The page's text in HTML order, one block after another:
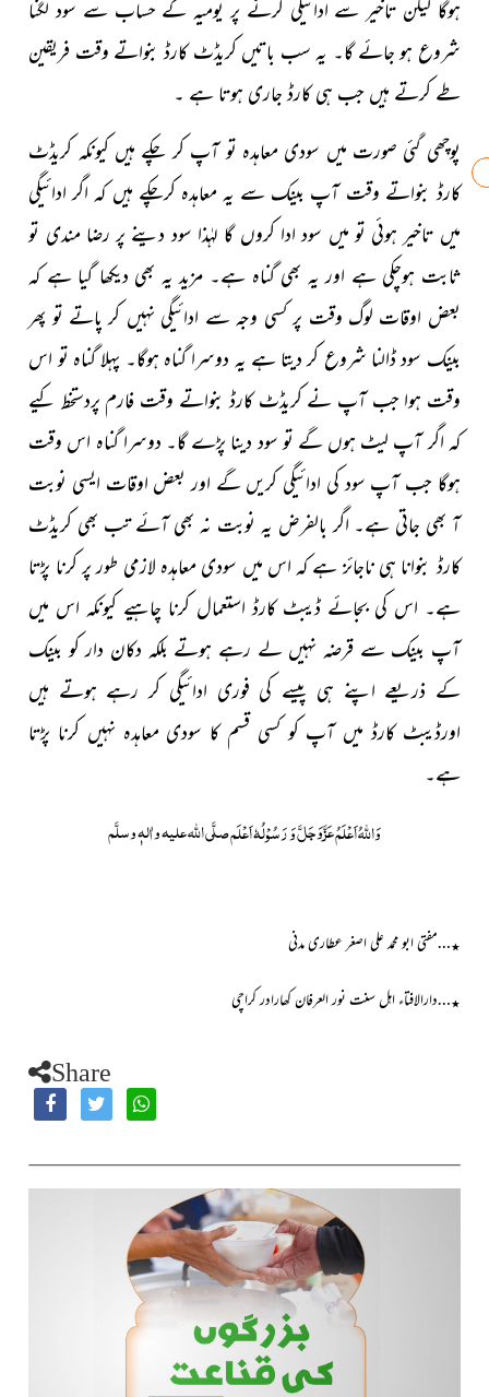
ہوگا لیکن تاخیر سے ادائیگی کرنے پر یومیہ کے حساب سے سود لگنا
شروع ہو جائے گا۔ یہ سب باتیں کریڈٹ کارڈ بنواتے وقت فریقین
طے کرتے ہیں جب ہی کارڈ جاری ہوتا ہے ۔
پوچھی گئی صورت میں سودی معاہدہ تو آپ کر چکے ہیں کیونکہ کریڈٹ
کارڈ بنواتے وقت آپ بینک سے یہ معاہدہ کرچکے ہیں کہ اگر ادائیگی
میں تاخیر ہوئی تو میں سود ادا کروں گا لہٰذا سود دینے پر رضا مندی تو
ثابت ہوچکی ہے اور یہ بھی گناہ ہے۔ مزید یہ بھی دیکھا گیا ہے کہ
بعض اوقات لوگ وقت پر کسی وجہ سے ادائیگی نہیں کر پاتے تو پھر
بینک سود ڈالنا شروع کر دیتا ہے یہ دوسرا گناہ ہوگا۔ پہلا گناہ تو اس
وقت ہوا جب آپ نے کریڈٹ کارڈ بنواتے وقت فارم پردستخط کیے
کہ اگر آپ لیٹ ہوں گے تو سود دینا پڑے گا۔ دوسرا گناہ اس وقت
ہوگا جب آپ سود کی ادائیگی کریں گے اور بعض اوقات ایسی نوبت
آ بھی جاتی ہے۔ اگر بالفرض یہ نوبت نہ بھی آئے تب بھی کریڈٹ
کارڈ بنوانا ہی ناجائز ہے کہ اس میں سودی معاہدہ لازمی طور پر کرنا پڑتا
ہے۔ اس کی بجائے ڈیبٹ کارڈ استعمال کرنا چاہیے کیونکہ اس میں
آپ بینک سے قرضہ نہیں لے رہے ہوتے بلکہ دکان دار کو بینک
کے ذریعے اپنے ہی پیسے کی فوری ادائیگی کر رہے ہوتے ہیں
اورڈیبٹ کارڈ میں آپ کو کسی قسم کا سودی معاہدہ نہیں کرنا پڑتا
ہے۔
وَاللہُ اَعْلَمُعَزَّوَجَلَّوَ رَسُوْلُہٗ اَعْلَمصلَّی اللہ علیہ واٰلہٖ وسلَّم
٭…مفتی ابو محمد علی اصغر عطاری مدنی
٭…دارالافتاء اہل سنت نور العرفان کھارادر کراچی
Share